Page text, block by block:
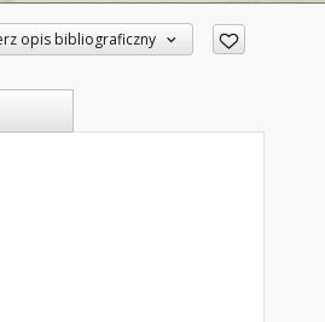
opis bibliograficzny